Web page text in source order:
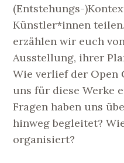
(Entstehungs-
Künstler*innen
erzählen wir euch
Ausstellung, ihrer
Wie verlief der Open
uns für diese Werke
Fragen haben uns
hinweg begleitet?
organisiert?